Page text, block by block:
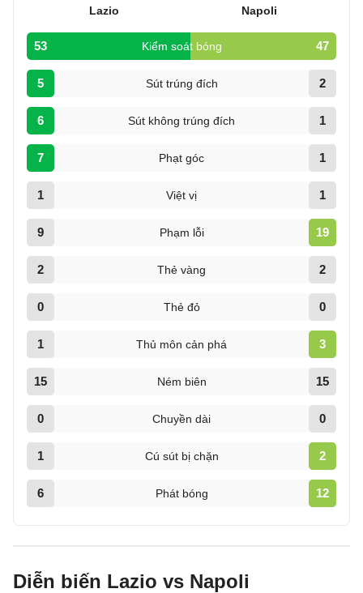
Lazio Napoli
53 Kiểm soát bóng 47
5 Sút trúng đích 2
6 Sút không trúng đích 1
7 Phạt góc 1
1 Việt vị 1
9 Phạm lỗi 19
2 Thẻ vàng 2
0 Thẻ đỏ 0
1 Thủ môn cản phá 3
15 Ném biên 15
0 Chuyền dài 0
1 Cú sút bị chặn 2
6 Phát bóng 12
Diễn biến Lazio vs Napoli